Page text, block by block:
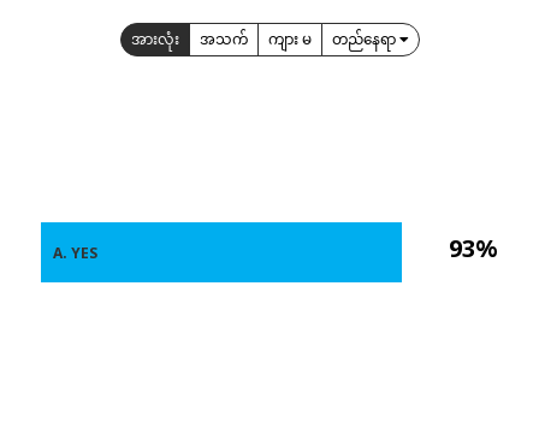
အားလုံး အသက် ကျား မ တည်နေရာ
93%
A. YES